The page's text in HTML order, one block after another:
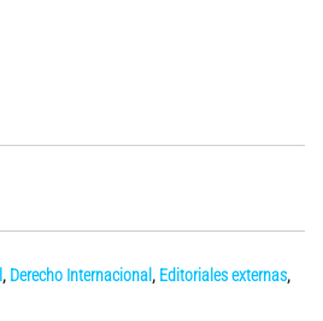
, Derecho Internacional , Editoriales externas,